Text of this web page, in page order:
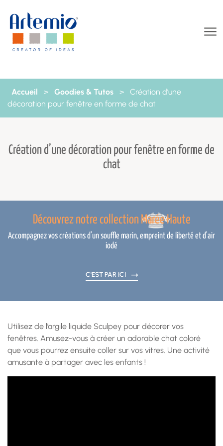
Accueil > Goodies & Tutos >
Création d’une
décoration pour fenêtre en forme de chat
Création d’une décoration pour fenêtre en forme de
chat
Découvrez notre collection Marée Haute
Accompagnez vos créations d'un souffle marin, empreint de liberté et d'air
iodé
C'EST PAR ICI
Utilisez de l’argile liquide Sculpey pour décorer vos
fenêtres. Amusez-vous à créer un adorable chat coloré
que vous pourrez ensuite coller sur vos vitres. Une activité
amusante à partager avec les enfants !